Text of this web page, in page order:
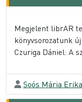
Megjelent librAR
könyvsorozatunk
Czuriga Dániel: A
Soós Mária Erika